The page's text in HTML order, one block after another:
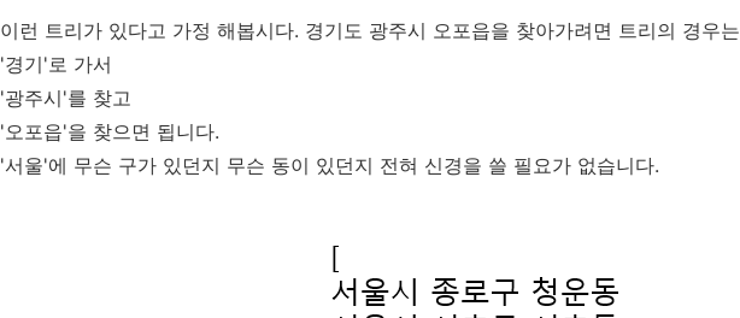
이런 트리가 있다고 가정 해봅시다. 경기도 광주시 오포읍을 찾아가려면 트리의 경우는
'경기'로 가서
'광주시'를 찾고
'오포읍'을 찾으면 됩니다.
'서울'에 무슨 구가 있던지 무슨 동이 있던지 전혀 신경을 쓸 필요가 없습니다.